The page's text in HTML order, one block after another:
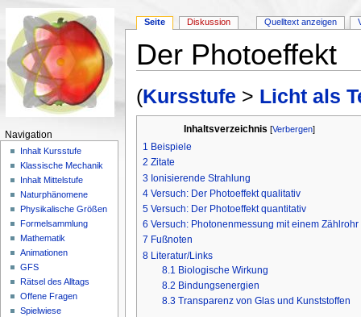
Der Photoeffekt
(Kursstufe > Licht als
Inhaltsverzeichnis [Verbergen]
1 Beispiele
2 Zitate
3 Ionisierende Strahlung
4 Versuch: Der Photoeffekt qualitativ
5 Versuch: Der Photoeffekt quantitativ
6 Versuch: Photonenmessung mit einem Zählrohr
7 Fußnoten
8 Literatur/Links
8.1 Biologische Wirkung
8.2 Bindungsenergien
8.3 Transparenz von Glas und Kunststoffen
Seite Diskussion Quelltext anzeigen
Navigation
Inhalt Kursstufe
Klassische Mechanik
Inhalt Mittelstufe
Naturphänomene
Physikalische Größen
Formelsammlung
Mathematik
Animationen
GFS
Rätsel des Alltags
Offene Fragen
Spielwiese